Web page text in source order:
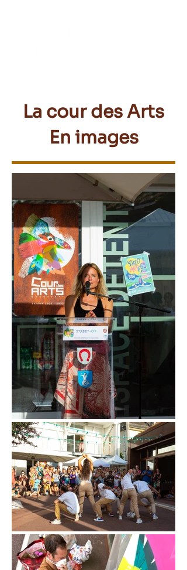
La cour des Arts
En images